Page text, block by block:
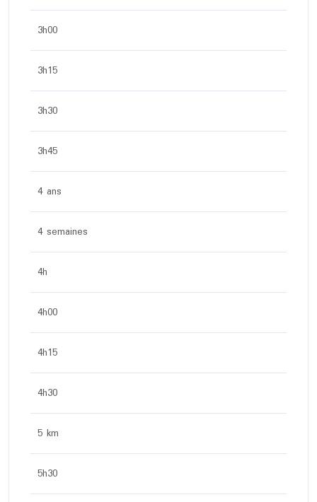
3h00
3h15
3h30
3h45
4 ans
4 semaines
4h
4h00
4h15
4h30
5 km
5h30